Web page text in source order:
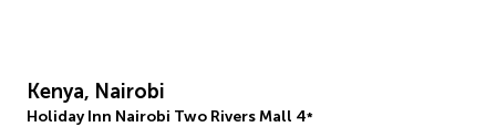
Kenya, Nairobi
Holiday Inn Nairobi Two Rivers Mall 4*